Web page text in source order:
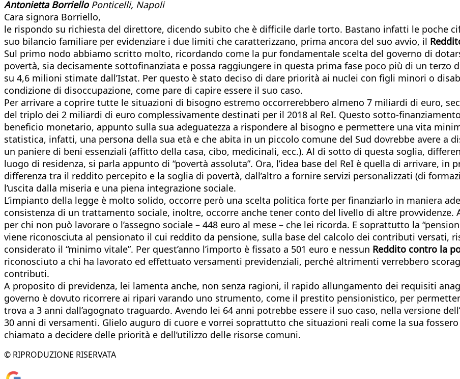
Antonietta Borriello Ponticelli, Napoli
Cara signora Borriello,
le rispondo su richiesta del direttore, dicendo subito che è difficile darle torto. Bastano infatti le poche
suo bilancio familiare per evidenziare i due limiti che caratterizzano, prima ancora del suo avvio, il
Sul primo nodo abbiamo scritto molto, ricordando come la pur fondamentale scelta del governo di
povertà, sia decisamente sottofinanziata e possa raggiungere in questa prima fase poco più di un terzo
su 4,6 milioni stimate dall’Istat. Per questo è stato deciso di dare priorità ai nuclei con figli minori o
condizione di disoccupazione, come pare di capire essere il suo caso.
Per arrivare a coprire tutte le situazioni di bisogno estremo occorrerebbero almeno 7 miliardi di euro,
del triplo dei 2 miliardi di euro complessivamente destinati per il 2018 al ReI. Questo sotto-
beneficio monetario, appunto sulla sua adeguatezza a rispondere al bisogno e permettere una vita
statistica, infatti, una persona della sua età e che abita in un piccolo comune del Sud dovrebbe avere a
un paniere di beni essenziali (affitto della casa, cibo, medicinali, ecc.). Al di sotto di questa soglia,
luogo di residenza, si parla appunto di “povertà assoluta”. Ora, l’idea base del ReI è quella di arrivare,
differenza tra il reddito percepito e la soglia di povertà, dall’altro a fornire servizi personalizzati (di
l’uscita dalla miseria e una piena integrazione sociale.
L’impianto della legge è molto solido, occorre però una scelta politica forte per finanziarlo in maniera
consistenza di un trattamento sociale, inoltre, occorre anche tener conto del livello di altre provvidenze.
per chi non può lavorare o l’assegno sociale – 448 euro al mese – che lei ricorda. E soprattutto la
viene riconosciuta al pensionato il cui reddito da pensione, sulla base del calcolo dei contributi versati,
considerato il “minimo vitale”. Per quest’anno l’importo è fissato a 501 euro e nessun Reddito contro la
riconosciuto a chi ha lavorato ed effettuato versamenti previdenziali, perché altrimenti verrebbero
contributi.
A proposito di previdenza, lei lamenta anche, non senza ragioni, il rapido allungamento dei requisiti
governo è dovuto ricorrere ai ripari varando uno strumento, come il prestito pensionistico, per
trova a 3 anni dall’agognato traguardo. Avendo lei 64 anni potrebbe essere il suo caso, nella versione
30 anni di versamenti. Glielo auguro di cuore e vorrei soprattutto che situazioni reali come la sua
chiamato a decidere delle priorità e dell’utilizzo delle risorse comuni.
© RIPRODUZIONE RISERVATA